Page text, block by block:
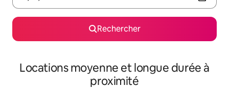
Rechercher
Locations moyenne et longue durée à
proximité